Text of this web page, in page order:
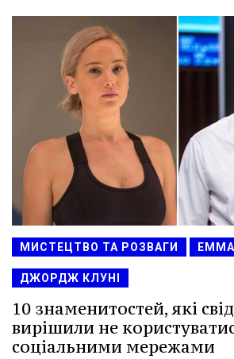
МИСТЕЦТВО ТА РОЗВАГИ
ДЖОРДЖ КЛУНІ
10 знаменитостей, які
вирішили не
соціальними мережами